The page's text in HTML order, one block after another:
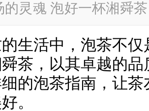
的灵魂 泡好一杯湘舜
生活中，泡茶不
茶，以其卓越的
的泡茶指南，让
。